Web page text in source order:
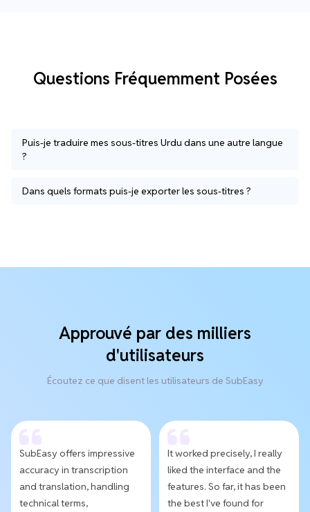
Questions Fréquemment Posées
Puis-je traduire mes sous-titres Urdu dans une autre langue
?
Dans quels formats puis-je exporter les sous-titres ?
Approuvé par des milliers
d'utilisateurs
Écoutez ce que disent les utilisateurs de SubEasy
SubEasy offers impressive
accuracy in transcription
and translation, handling
technical terms,
It worked precisely, I really
liked the interface and the
features. So far, it has been
the best I've found for